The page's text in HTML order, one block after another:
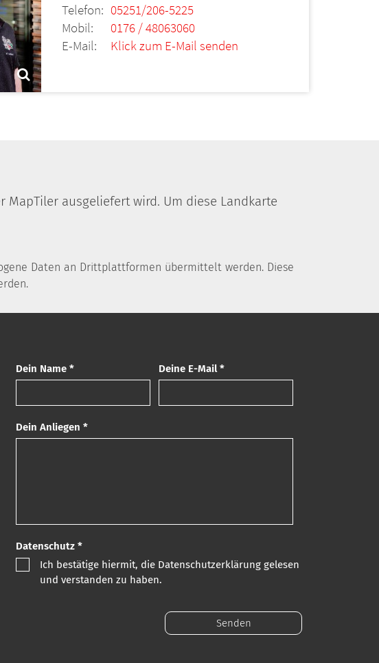
Telefon: 05251/206-5225
Mobil:
0176 / 48063060
E-Mail:
Klick zum E-Mail senden
ausgeliefert wird. Um diese Landkarte
Daten an Drittplattformen übermittelt werden. Diese
Dein Name * Deine E-Mail *
Dein Anliegen *
Datenschutz *
Ich bestätige hiermit, die Datenschutzerklärung gelesen
und verstanden zu haben.